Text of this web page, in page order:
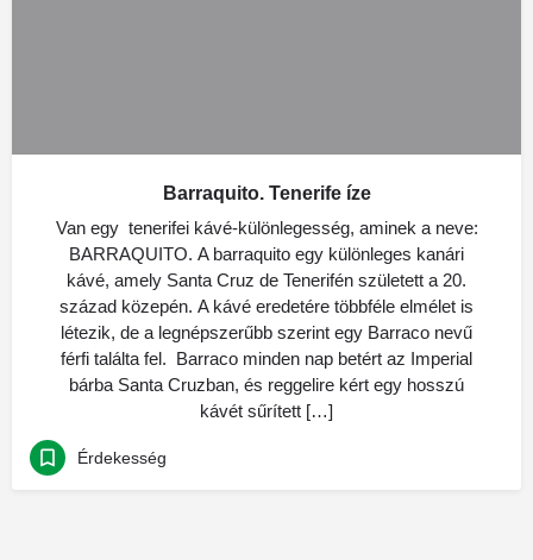
Barraquito. Tenerife íze
Van egy tenerifei kávé-különlegesség, aminek a neve:
BARRAQUITO. A barraquito egy különleges kanári
kávé, amely Santa Cruz de Tenerifén született a 20.
század közepén. A kávé eredetére többféle elmélet is
létezik, de a legnépszerűbb szerint egy Barraco nevű
férfi találta fel. Barraco minden nap betért az Imperial
bárba Santa Cruzban, és reggelire kért egy hosszú
kávét sűrített […]
Érdekesség